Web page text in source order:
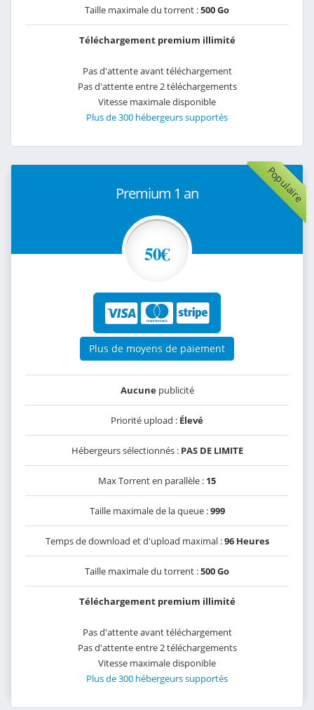
Taille maximale du torrent :500 Go
Téléchargement premium illimité
Pas d'attente avant téléchargement
Pas d'attente entre 2 téléchargements
Vitesse maximale disponible
Plus de 300 hébergeurs supportés
Populaire
Premium 1 an
50€
Plus de moyens de paiement
Aucunepublicité
Priorité upload : Élevé
Hébergeurs sélectionnés : PAS DE LIMITE
Max Torrent en parallèle : 15
Taille maximale de la queue :999
Temps de download et d'upload maximal :96 Heures
Taille maximale du torrent :500 Go
Téléchargement premium illimité
Pas d'attente avant téléchargement
Pas d'attente entre 2 téléchargements
Vitesse maximale disponible
Plus de 300 hébergeurs supportés